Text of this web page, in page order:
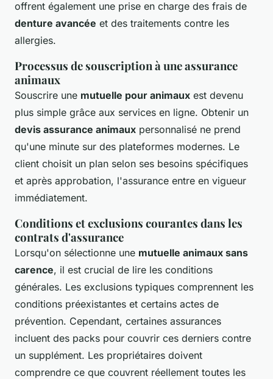
offrent également une prise en charge des frais de
denture avancée et des traitements contre les
allergies.
Processus de souscription à une assurance
animaux
Souscrire une mutuelle pour animaux est devenu
plus simple grâce aux services en ligne. Obtenir un
devis assurance animaux personnalisé ne prend
qu'une minute sur des plateformes modernes. Le
client choisit un plan selon ses besoins spécifiques
et après approbation, l'assurance entre en vigueur
immédiatement.
Conditions et exclusions courantes dans les
contrats d'assurance
Lorsqu'on sélectionne une mutuelle animaux sans
carence, il est crucial de lire les conditions
générales. Les exclusions typiques comprennent les
conditions préexistantes et certains actes de
prévention. Cependant, certaines assurances
incluent des packs pour couvrir ces derniers contre
un supplément. Les propriétaires doivent
comprendre ce que couvrent réellement toutes les